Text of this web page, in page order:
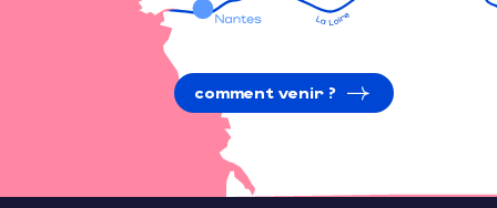
comment venir ?